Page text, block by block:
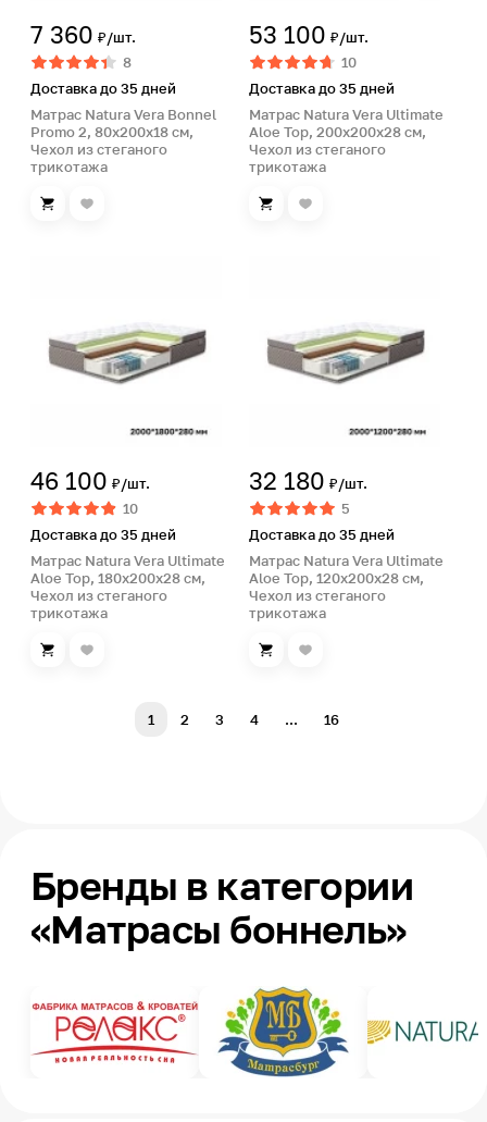
7 360 ₽/шт.
8
Доставка до 35 дней
Матрас Natura Vera Bonnel
Promo 2, 80х200х18 см,
Чехол из стеганого
трикотажа
53 100 ₽/шт.
10
Доставка до 35 дней
Матрас Natura Vera Ultimate
Aloe Top, 200х200х28 см,
Чехол из стеганого
трикотажа
46 100 ₽/шт.
10
Доставка до 35 дней
Матрас Natura Vera Ultimate
Aloe Top, 180х200х28 см,
Чехол из стеганого
трикотажа
32 180 ₽/шт.
5
Доставка до 35 дней
Матрас Natura Vera Ultimate
Aloe Top, 120х200х28 см,
Чехол из стеганого
трикотажа
1 2 3 4 ... 16
Бренды в категории
«Матрасы боннель»